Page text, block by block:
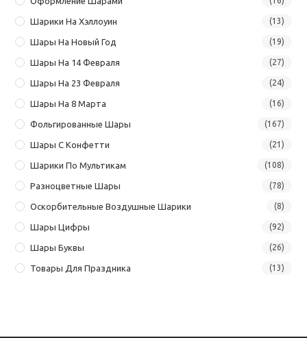
Шарики На Хэллоуин (13)
Шары На Новый Год (19)
Шары На 14 Февраля (27)
Шары На 23 Февраля (24)
Шары На 8 Марта (16)
Фольгированные Шары (167)
Шары С Конфетти (21)
Шарики По Мультикам (108)
Разноцветные Шары (78)
Оскорбительные Воздушные Шарики (8)
Шары Цифры (92)
Шары Буквы (26)
Товары Для Праздника (13)